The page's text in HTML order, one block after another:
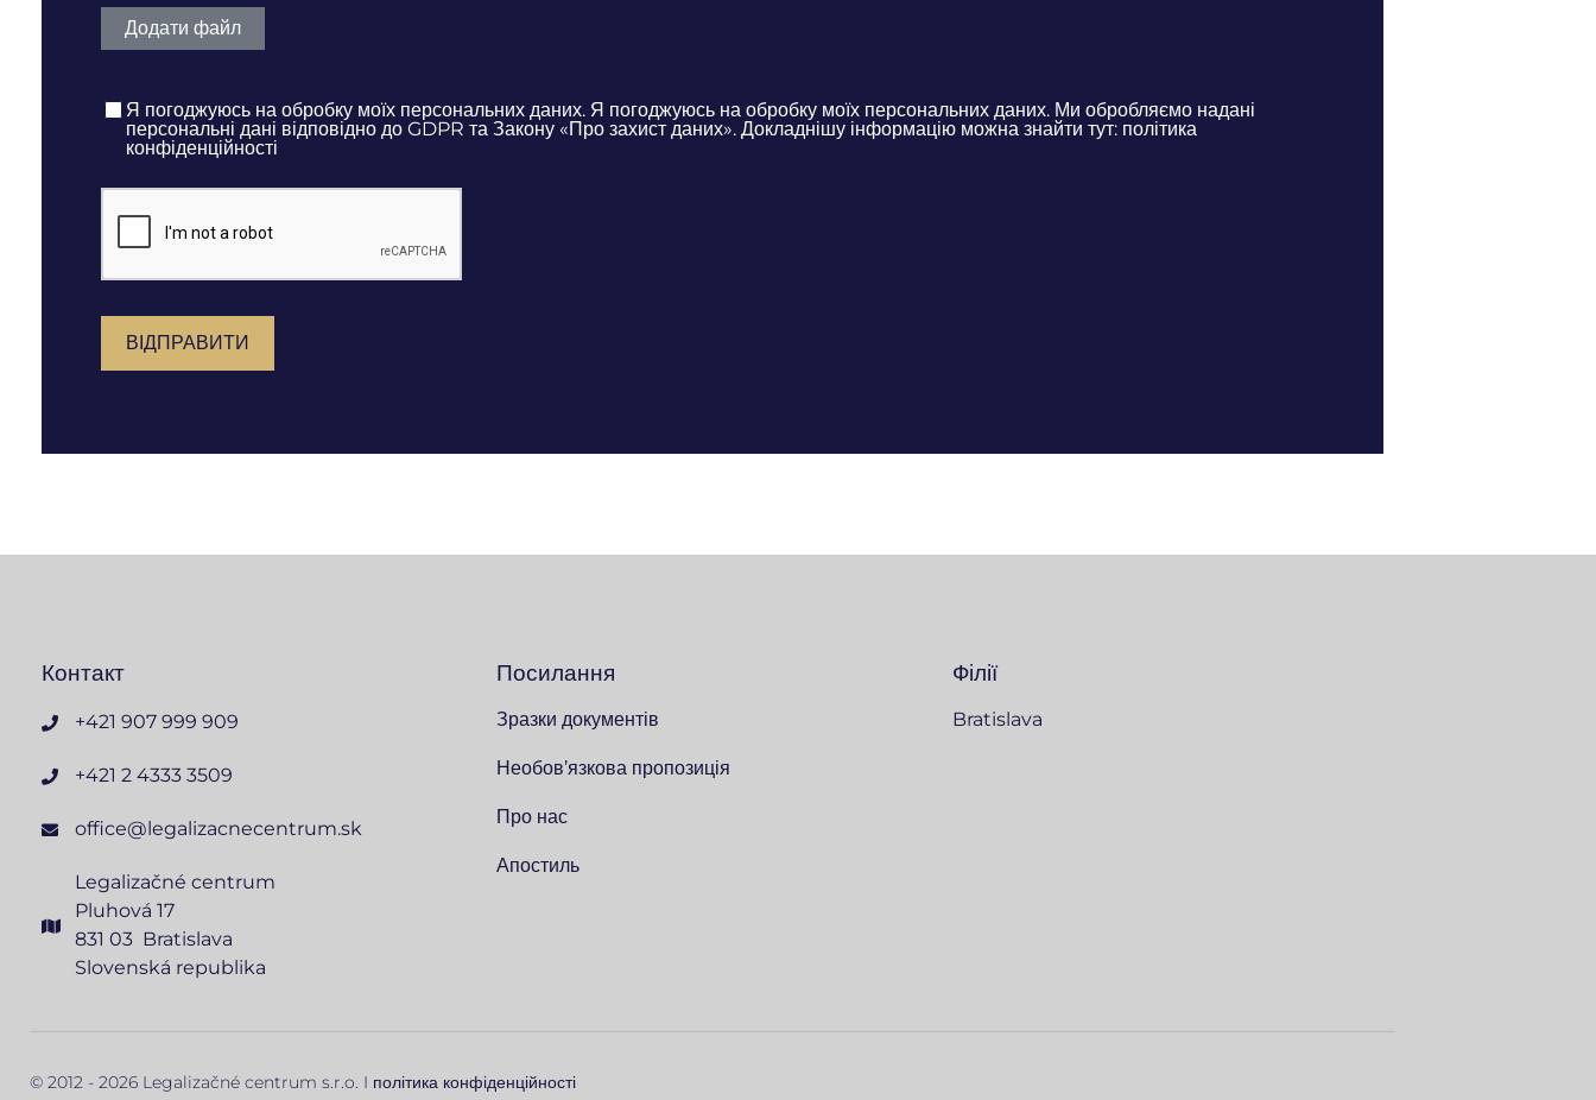
Додати файл
Я погоджуюсь на обробку моїх персональних даних. Я погоджуюсь на обробку моїх персональних даних. Ми обробляємо надані
персональні дані відповідно до GDPR та Закону «Про захист даних». Докладнішу інформацію можна знайти тут: політика
конфіденційності
ВІДПРАВИТИ
Контакт
+421 907 999 909
+421 2 4333 3509
office@legalizacnecentrum.sk
Legalizačné centrum
Pluhová 17
831 03 Bratislava
Slovenská republika
Посилання
Зразки документів
Необов’язкова пропозиція
Про нас
Апостиль
Філії
Bratislava
© 2012 - 2026 Legalizačné centrum s.r.o. I політика конфіденційності